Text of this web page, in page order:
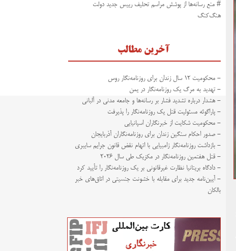
# منع رسانه‌ها از پوشش مراسم تحلیف رییس جدید دولت
هنگ‌کنگ
آخرین مطالب
- محکومیت ۱۲ سال زندان برای روزنامه‌نگار روس
- تهدید به مرگ یک روزنامه‌نگار در یمن
- هشدار درباره تشدید فشار بر رسانه‌ها و جامعه مدنی در آلبانی
- پاراگوئه مسئولیت قتل یک روزنامه‌نگار را پذیرفت
- محکومیت شکایت از خبرنگاران اسپانیایی
- صدور احکام سنگین زندان برای روزنامه‌نگاران آذربایجان
- بازداشت روزنامه‌نگار زامبیایی با اتهام نقض قانون جرایم سایبری
- قتل هفتمین روزنامه‌نگار در مکزیک طی سال ۲۰۲۶
- دادگاه بریتانیا نظارت غیرقانونی بر یک روزنامه‌نگار را تأیید کرد
- آیین‌نامه جدید برای مقابله با خشونت جنسیتی در اتاق‌های خبر
بالکان